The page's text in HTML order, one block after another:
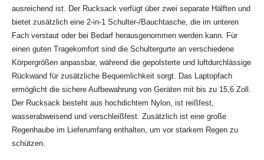
ausreichend ist. Der Rucksack verfügt über zwei separate Hälften und
bietet zusätzlich eine 2-in-1 Schulter-/Bauchtasche, die im unteren
Fach verstaut oder bei Bedarf herausgenommen werden kann. Für
einen guten Tragekomfort sind die Schultergurte an verschiedene
Körpergrößen anpassbar, während die gepolsterte und luftdurchlässige
Rückwand für zusätzliche Bequemlichkeit sorgt. Das Laptopfach
ermöglicht die sichere Aufbewahrung von Geräten mit bis zu 15,6 Zoll.
Der Rucksack besteht aus hochdichtem Nylon, ist reißfest,
wasserabweisend und verschleißfest. Zusätzlich ist eine große
Regenhaube im Lieferumfang enthalten, um vor starkem Regen zu
schützen.